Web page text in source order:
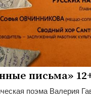
письма»
поэма Валерия